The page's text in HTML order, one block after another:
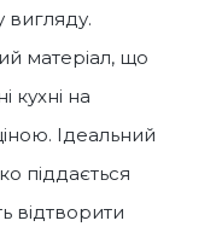
матеріал, що
кухні на
Ідеальний
піддається
відтворити